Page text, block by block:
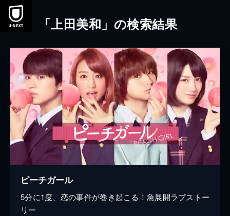
本文へスキップ
「上田美和」の検索結果
ピーチガール
5分に1度、恋の事件が巻き起こる！急展開ラブストー
リー